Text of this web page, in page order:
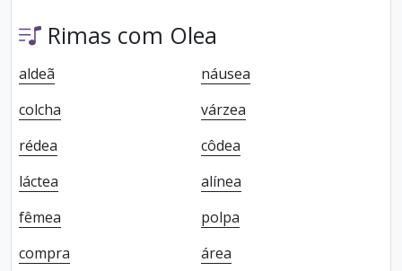
Rimas com Olea
aldeã
náusea
colcha
várzea
rédea
côdea
láctea
alínea
fêmea
polpa
compra
área